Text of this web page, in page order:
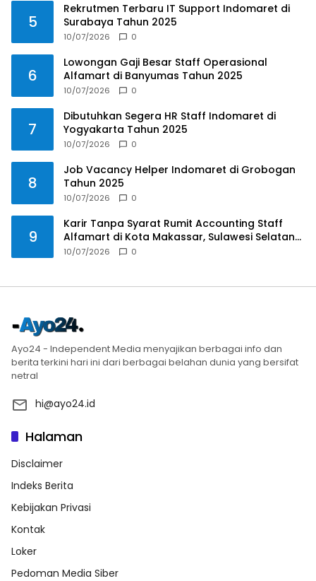
5
Rekrutmen Terbaru IT Support Indomaret di
Surabaya Tahun 2025
10/07/2026 0
6
Lowongan Gaji Besar Staff Operasional
Alfamart di Banyumas Tahun 2025
10/07/2026 0
7
Dibutuhkan Segera HR Staff Indomaret di
Yogyakarta Tahun 2025
10/07/2026 0
8
Job Vacancy Helper Indomaret di Grobogan
Tahun 2025
10/07/2026 0
9
Karir Tanpa Syarat Rumit Accounting Staff
Alfamart di Kota Makassar, Sulawesi Selatan
Tahun 2025
10/07/2026 0
Ayo24 - Independent Media menyajikan berbagai info dan
berita terkini hari ini dari berbagai belahan dunia yang bersifat
netral
hi@ayo24.id
Halaman
Disclaimer
Indeks Berita
Kebijakan Privasi
Kontak
Loker
Pedoman Media Siber